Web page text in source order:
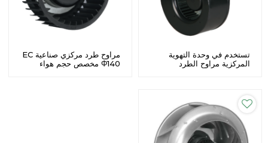
تستخدم في وحدة التهوية
المركزية مراوح الطرد
مراوح طرد مركزي صناعية EC
Φ140 مخصص حجم هواء